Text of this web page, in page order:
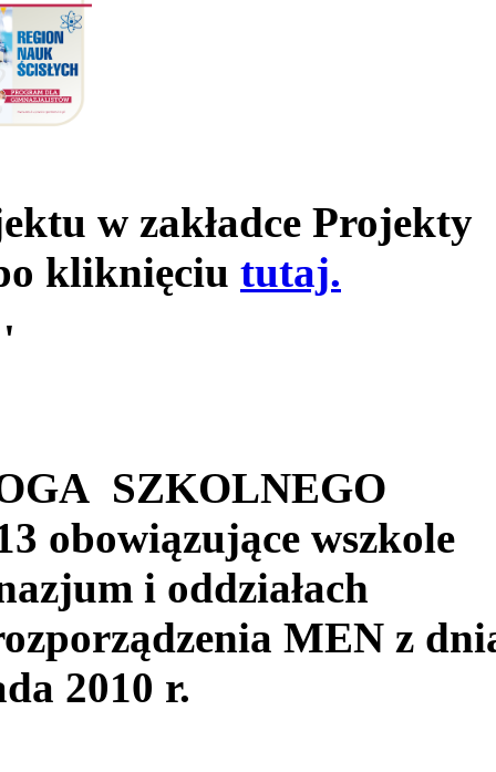
w zakładce Projekty
kliknięciu tutaj.
'
SZKOLNEGO
obowiązujące wszkole
i oddziałach
MEN z
2010 r.